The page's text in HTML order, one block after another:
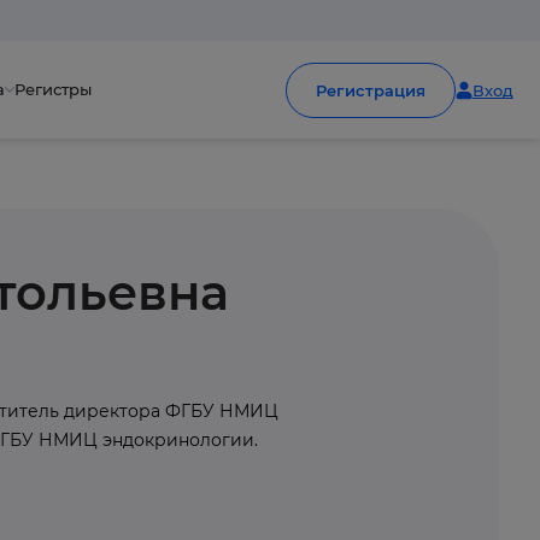
Регистры Регистрация Вход
директора ФГБУ НМИЦ
НМИЦ эндокринологии.